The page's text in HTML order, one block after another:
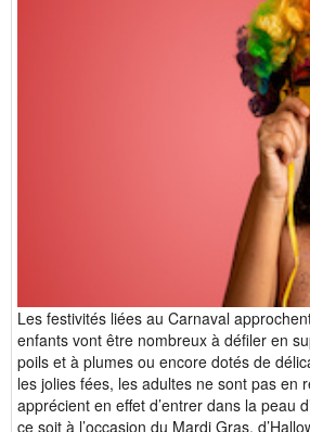
Les festivités liées au Carnaval
enfants vont être nombreux à défiler en
poils et à plumes ou encore dotés de
les jolies fées, les adultes ne sont pas en
apprécient en effet d’entrer dans la peau
ce soit à l’occasion du Mardi Gras,